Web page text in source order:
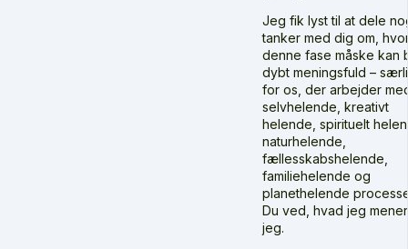
Jeg fik lyst til at dele
tanker med dig om,
denne fase måske kan
dybt meningsfuld –
for os, der arbejder
selvhelende, kreativt
helende, spirituelt
naturhelende,
fællesskabshelende,
familiehelende og
planethelende
Du ved, hvad jeg
jeg.